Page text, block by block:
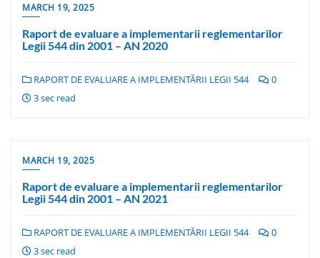
MARCH 19, 2025
Raport de evaluare a implementarii reglementarilor
Legii 544 din 2001 – AN 2020
RAPORT DE EVALUARE A IMPLEMENTĂRII LEGII 544
0
3 sec read
MARCH 19, 2025
Raport de evaluare a implementarii reglementarilor
Legii 544 din 2001 – AN 2021
RAPORT DE EVALUARE A IMPLEMENTĂRII LEGII 544
0
3 sec read